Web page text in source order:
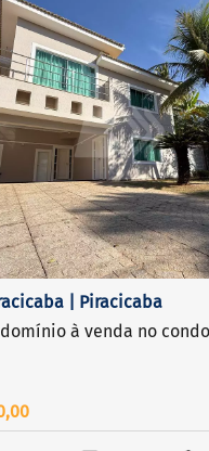
| Piracicaba
à venda no